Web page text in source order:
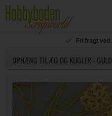
Fri fragt ved
OPHÆNG TIL ÆG OG KUGLER -